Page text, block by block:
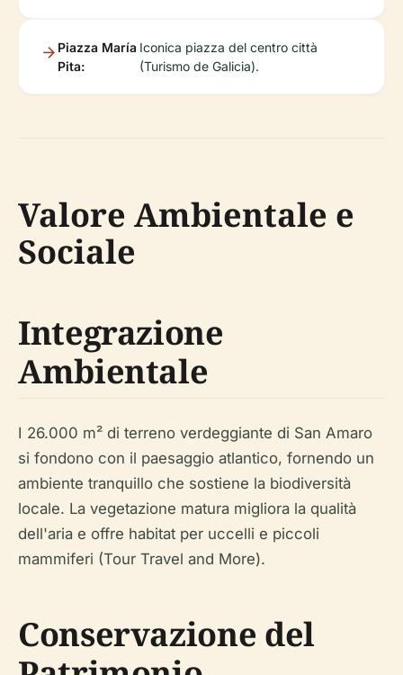
Piazza María
Pita:
Iconica piazza del centro città
(Turismo de Galicia).
Valore Ambientale e
Sociale
Integrazione
Ambientale
I 26.000 m² di terreno verdeggiante di San Amaro
si fondono con il paesaggio atlantico, fornendo un
ambiente tranquillo che sostiene la biodiversità
locale. La vegetazione matura migliora la qualità
dell'aria e offre habitat per uccelli e piccoli
mammiferi (Tour Travel and More).
Conservazione del